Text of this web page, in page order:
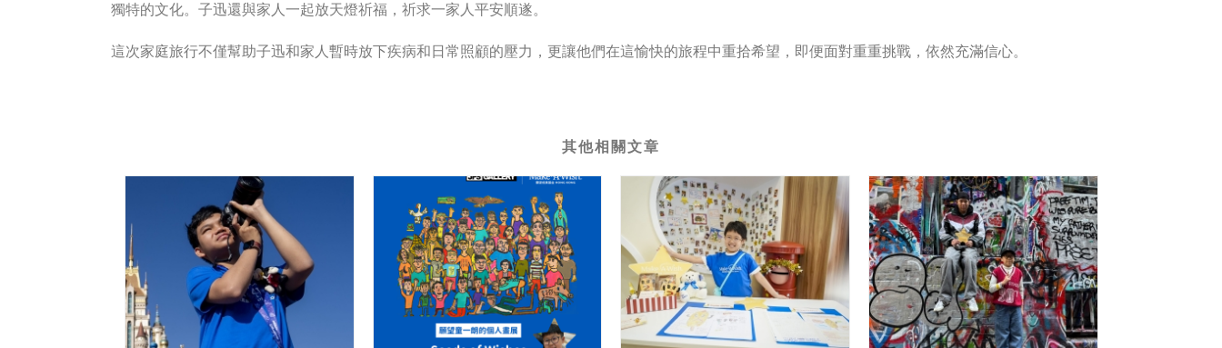
獨特的文化。子迅還與家人一起放天燈祈福，祈求一家人平安順遂。
這次家庭旅行不僅幫助子迅和家人暫時放下疾病和日常照顧的壓力，更讓他們在這愉快的旅程中重拾希望，即便面對重重挑戰，依然充滿信心。
其他相關文章